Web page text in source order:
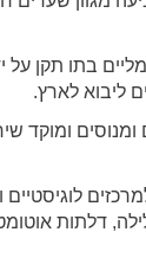
בתו תקן על
ליבוא לארץ.
דלתות